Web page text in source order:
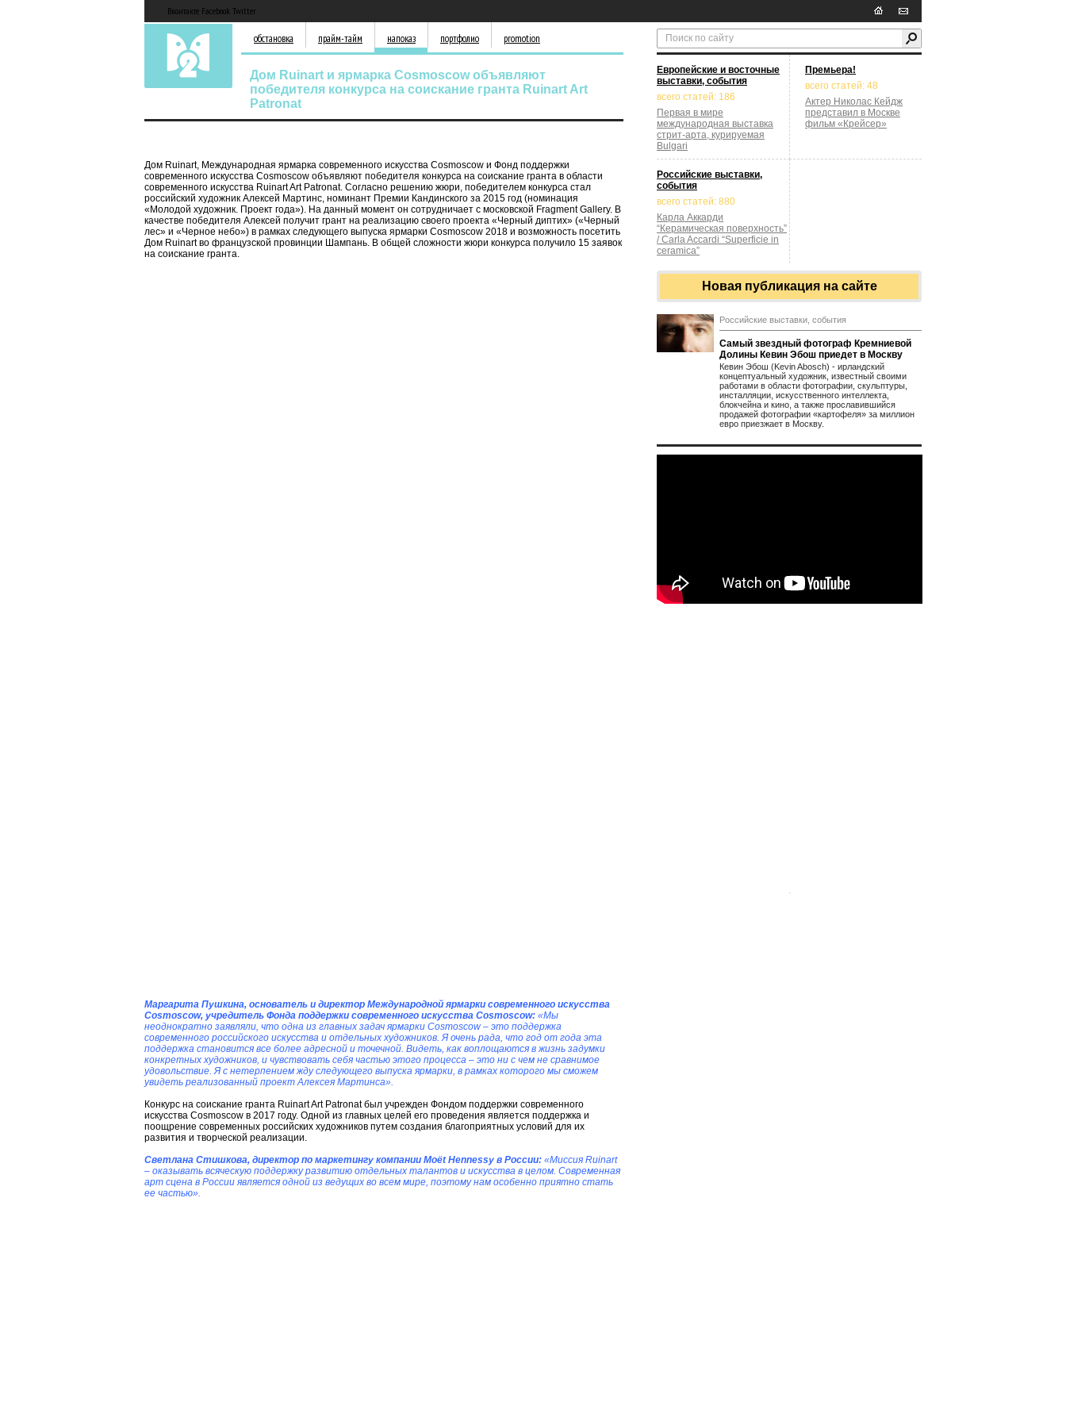
Вконтакте Facebook Twitter
обстановка прайм-тайм напоказ портфолио promotion
Дом Ruinart и ярмарка Cosmoscow объявляют
победителя конкурса на соискание гранта Ruinart Art
Patronat
Дом Ruinart, Международная ярмарка современного искусства Cosmoscow и Фонд поддержки
современного искусства Cosmoscow объявляют победителя конкурса на соискание гранта в области
современного искусства Ruinart Art Patronat. Согласно решению жюри, победителем конкурса стал
российский художник Алексей Мартинс, номинант Премии Кандинского за 2015 год (номинация
«Молодой художник. Проект года»). На данный момент он сотрудничает с московской Fragment Gallery. В
качестве победителя Алексей получит грант на реализацию своего проекта «Черный диптих» («Черный
лес» и «Черное небо») в рамках следующего выпуска ярмарки Cosmoscow 2018 и возможность посетить
Дом Ruinart во французской провинции Шампань. В общей сложности жюри конкурса получило 15 заявок
на соискание гранта.
Маргарита Пушкина, основатель и директор Международной ярмарки современного искусства
Cosmoscow, учредитель Фонда поддержки современного искусства Cosmoscow: «Мы
неоднократно заявляли, что одна из главных задач ярмарки Cosmoscow – это поддержка
современного российского искусства и отдельных художников. Я очень рада, что год от года эта
поддержка становится все более адресной и точечной. Видеть, как воплощаются в жизнь задумки
конкретных художников, и чувствовать себя частью этого процесса – это ни с чем не сравнимое
удовольствие. Я с нетерпением жду следующего выпуска ярмарки, в рамках которого мы сможем
увидеть реализованный проект Алексея Мартинса».
Конкурс на соискание гранта Ruinart Art Patronat был учрежден Фондом поддержки современного
искусства Cosmoscow в 2017 году. Одной из главных целей его проведения является поддержка и
поощрение современных российских художников путем создания благоприятных условий для их
развития и творческой реализации.
Светлана Стишкова, директор по маркетингу компании Moёt Hennessy в России: «Миссия Ruinart
– оказывать всяческую поддержку развитию отдельных талантов и искусства в целом. Современная
арт сцена в России является одной из ведущих во всем мире, поэтому нам особенно приятно стать
ее частью».
Европейские и восточные
выставки, события
всего статей: 186
Первая в мире
международная выставка
стрит-арта, курируемая
Bulgari
Премьера!
всего статей: 48
Актер Николас Кейдж
представил в Москве
фильм «Крейсер»
Российские выставки,
события
всего статей: 880
Карла Аккарди
“Керамическая поверхность”
/ Carla Accardi “Superficie in
ceramica”
Новая публикация на сайте
Российские выставки, события
Самый звездный фотограф Кремниевой
Долины Кевин Эбош приедет в Москву
Кевин Эбош (Kevin Abosch) - ирландский
концептуальный художник, известный своими
работами в области фотографии, скульптуры,
инсталляции, искусственного интеллекта,
блокчейна и кино, а также прославившийся
продажей фотографии «картофеля» за миллион
евро приезжает в Москву.
.